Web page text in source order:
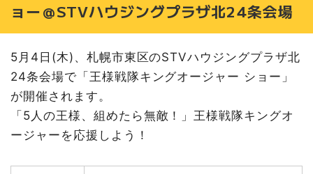
ョー＠STVハウジングプラザ北24条会場
5月4日(木)、札幌市東区のSTVハウジングプラザ北
24条会場で「王様戦隊キングオージャー ショー」
が開催されます。
「5人の王様、組めたら無敵！」王様戦隊キングオ
ージャーを応援しよう！